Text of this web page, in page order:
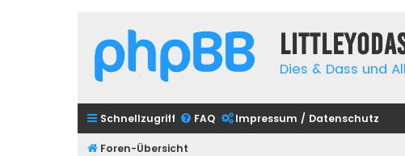
Dies & Dass und
Schnellzugriff FAQ Impressum / Datenschutz
Foren-Übersicht